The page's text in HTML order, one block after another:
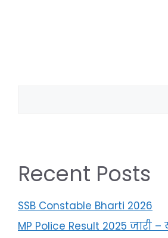
Recent Posts
SSB Constable Bharti 2026
MP Police Result 2025 जारी